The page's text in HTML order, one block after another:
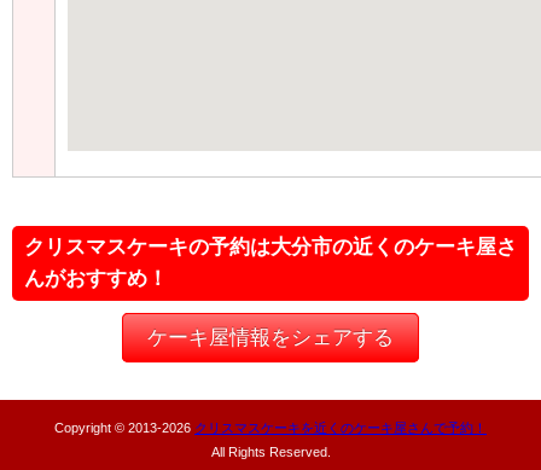
クリスマスケーキの予約は大分市の近くのケーキ屋さ
んがおすすめ！
ケーキ屋情報をシェアする
Copyright © 2013-2026 クリスマスケーキを近くのケーキ屋さんで予約！
All Rights Reserved.